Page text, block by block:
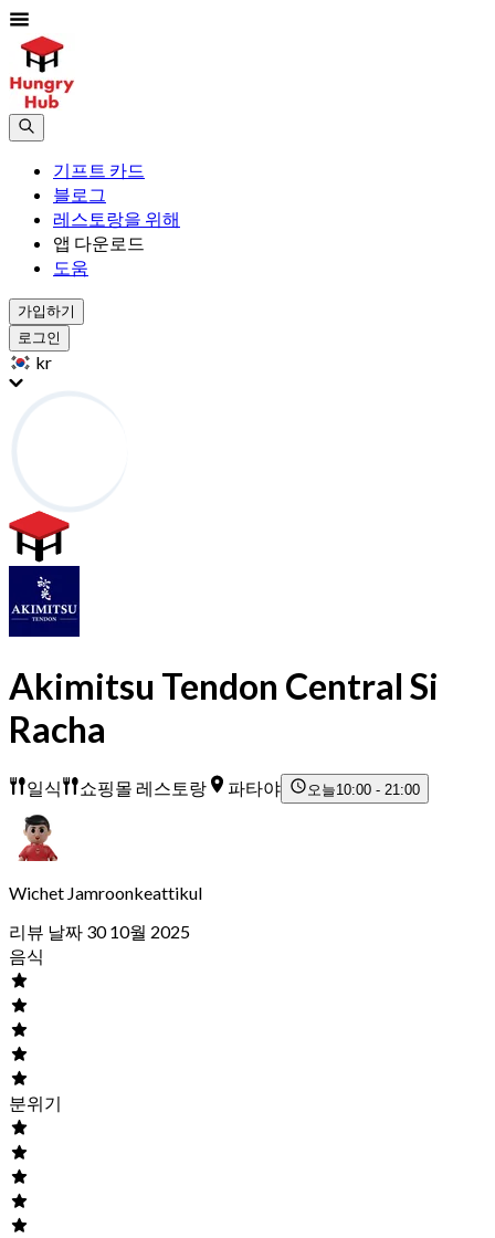
기프트 카드
블로그
레스토랑을 위해
앱 다운로드
도움
가입하기
로그인
kr
Akimitsu Tendon Central Si
Racha
일식 쇼핑몰 레스토랑 파타야 오늘10:00 - 21:00
Wichet Jamroonkeattikul
리뷰 날짜 30 10월 2025
음식
분위기